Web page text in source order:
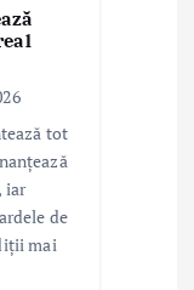
tot
iar
de
mai